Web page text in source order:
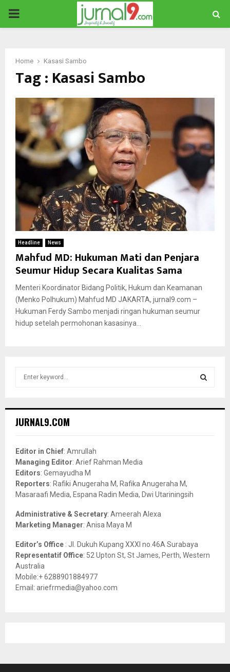
PRIMARY
Home Kasasi Sambo
Tag : Kasasi Sambo
Headline News
Mahfud MD: Hukuman Mati dan Penjara
Seumur Hidup Secara Kualitas Sama
Menteri Koordinator Bidang Politik, Hukum dan Keamanan
(Menko Polhukum) Mahfud MD JAKARTA, jurnal9.com –
Hukuman Ferdy Sambo menjadi ringan hukuman seumur
hidup setelah permohonan kasasinya...
h
o
r
:
JURNAL9.COM
Editor in Chief: Amrullah
Managing Editor: Arief Rahman Media
Editors: Gemayudha M
Reporters: Rafiki Anugeraha M, Rafika Anugeraha M,
Masaraafi Media, Espana Radin Media, Dwi Utariningsih
Administrative & Secretary: Ameerah Alexa
Marketing Manager: Anisa Maya M
Editor’s Office : Jl. Dukuh Kupang XXXI no.46A Surabaya
Representatif Office: 52 Upton St, St James, Perth, Western
Australia
Mobile:+ 6288901884977
Email: ariefrmedia@yahoo.com